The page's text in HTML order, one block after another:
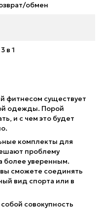
обмен
в 1
фитнесом существует
одежды. Порой
и с чем это будет
комплекты для
проблему
более уверенным.
сможете соединять
вид спорта или в
совокупность